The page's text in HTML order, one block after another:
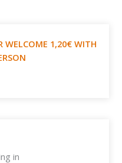
WELCOME 1,20€ WITH
in